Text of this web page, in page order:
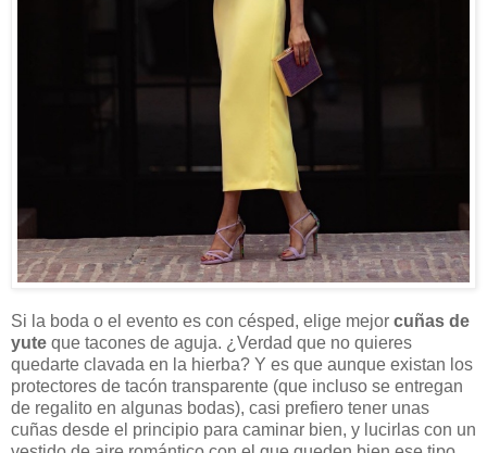
Si la boda o el evento es con césped, elige mejor cuñas de
yute que tacones de aguja. ¿Verdad que no quieres
quedarte clavada en la hierba? Y es que aunque existan los
protectores de tacón transparente (que incluso se entregan
de regalito en algunas bodas), casi prefiero tener unas
cuñas desde el principio para caminar bien, y lucirlas con un